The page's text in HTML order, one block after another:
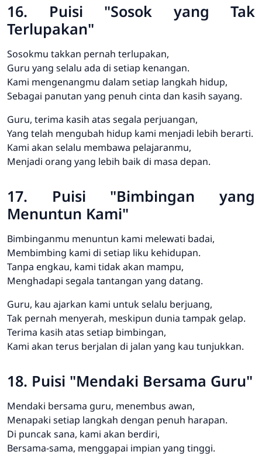
16. Puisi "Sosok yang Tak
Terlupakan"
Sosokmu takkan pernah terlupakan,
Guru yang selalu ada di setiap kenangan.
Kami mengenangmu dalam setiap langkah hidup,
Sebagai panutan yang penuh cinta dan kasih sayang.
Guru, terima kasih atas segala perjuangan,
Yang telah mengubah hidup kami menjadi lebih berarti.
Kami akan selalu membawa pelajaranmu,
Menjadi orang yang lebih baik di masa depan.
17. Puisi "Bimbingan yang
Menuntun Kami"
Bimbinganmu menuntun kami melewati badai,
Membimbing kami di setiap liku kehidupan.
Tanpa engkau, kami tidak akan mampu,
Menghadapi segala tantangan yang datang.
Guru, kau ajarkan kami untuk selalu berjuang,
Tak pernah menyerah, meskipun dunia tampak gelap.
Terima kasih atas setiap bimbingan,
Kami akan terus berjalan di jalan yang kau tunjukkan.
18. Puisi "Mendaki Bersama Guru"
Mendaki bersama guru, menembus awan,
Menapaki setiap langkah dengan penuh harapan.
Di puncak sana, kami akan berdiri,
Bersama-sama, menggapai impian yang tinggi.